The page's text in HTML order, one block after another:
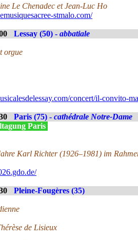
Le Chenadec et Jean-Luc Ho
stmalo.com/
Lessay (50) - abbatiale
orgue
concert/il-convito-
Paris (75) - cathédrale Notre-Dame
Paris
Karl Richter (1926–1981) im
Pleine-Fougères (35)
de Lisieux